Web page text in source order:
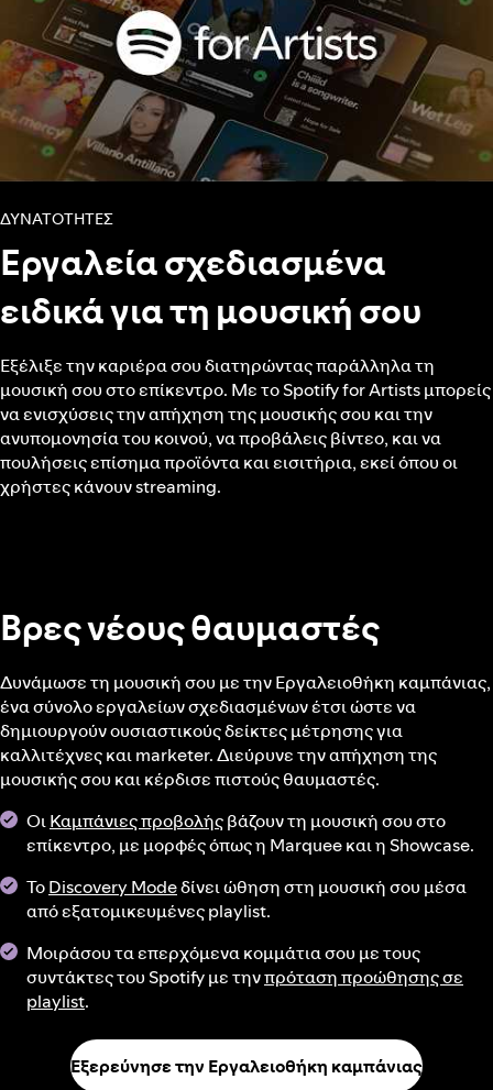
ΔΥΝΑΤΌΤΗΤΕΣ
Εργαλεία σχεδιασμένα
ειδικά για τη μουσική σου
Εξέλιξε την καριέρα σου διατηρώντας παράλληλα τη
μουσική σου στο επίκεντρο. Με το Spotify for Artists μπορείς
να ενισχύσεις την απήχηση της μουσικής σου και την
ανυπομονησία του κοινού, να προβάλεις βίντεο, και να
πουλήσεις επίσημα προϊόντα και εισιτήρια, εκεί όπου οι
χρήστες κάνουν streaming.
Βρες νέους θαυμαστές
Δυνάμωσε τη μουσική σου με την Εργαλειοθήκη καμπάνιας,
ένα σύνολο εργαλείων σχεδιασμένων έτσι ώστε να
δημιουργούν ουσιαστικούς δείκτες μέτρησης για
καλλιτέχνες και marketer. Διεύρυνε την απήχηση της
μουσικής σου και κέρδισε πιστούς θαυμαστές.
ΟιΚαμπάνιες προβολήςβάζουν τη μουσική σου στο
επίκεντρο, με μορφές όπως η Marquee και η Showcase.
ΤοDiscovery Modeδίνει ώθηση στη μουσική σου μέσα
από εξατομικευμένες playlist.
Μοιράσου τα επερχόμενα κομμάτια σου με τους
συντάκτες του Spotify με τηνπρόταση προώθησης σε
playlist.
Εξερεύνησε την Εργαλειοθήκη καμπάνιας